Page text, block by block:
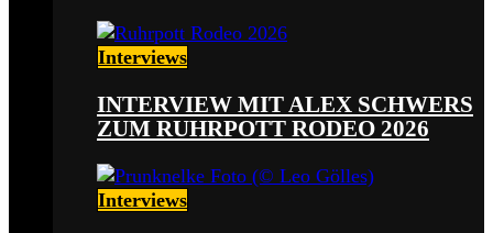
Interviews
INTERVIEW MIT ALEX SCHWERS
ZUM RUHRPOTT RODEO 2026
Interviews